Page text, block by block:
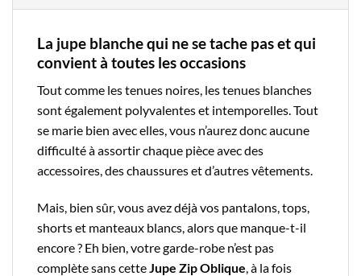
La jupe blanche qui ne se tache pas et qui
convient à toutes les occasions
Tout comme les tenues noires, les tenues blanches
sont également polyvalentes et intemporelles. Tout
se marie bien avec elles, vous n’aurez donc aucune
difficulté à assortir chaque pièce avec des
accessoires, des chaussures et d’autres vêtements.
Mais, bien sûr, vous avez déjà vos pantalons, tops,
shorts et manteaux blancs, alors que manque-t-il
encore ? Eh bien, votre garde-robe n’est pas
complète sans cetteJupe Zip Oblique, à la fois